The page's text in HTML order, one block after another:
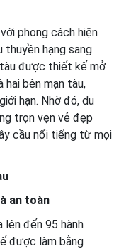
phong cách hiện
hạng sang
được thiết kế mở
hai bên mạn tàu,
hạn. Nhờ đó, du
trọn vẹn vẻ đẹp
cầu nổi tiếng từ mọi
an toàn
lên đến 95 hành
được làm bằng